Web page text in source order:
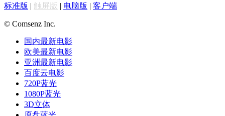
标准版 | 触屏版 | 电脑版 | 客户端
© Comsenz Inc.
国内最新电影
欧美最新电影
亚洲最新电影
百度云电影
720P蓝光
1080P蓝光
3D立体